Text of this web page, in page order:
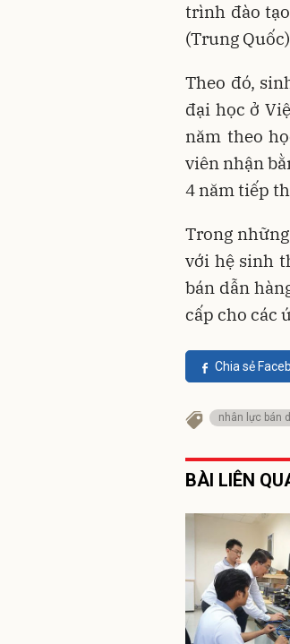
trình đào
(Trung
Theo đó,
đại học ở
năm theo
viên nhận
4 năm tiếp
Trong
với hệ sinh
bán dẫn
cấp cho các
Chia sẻ
nhân lực bán
BÀI LIÊN